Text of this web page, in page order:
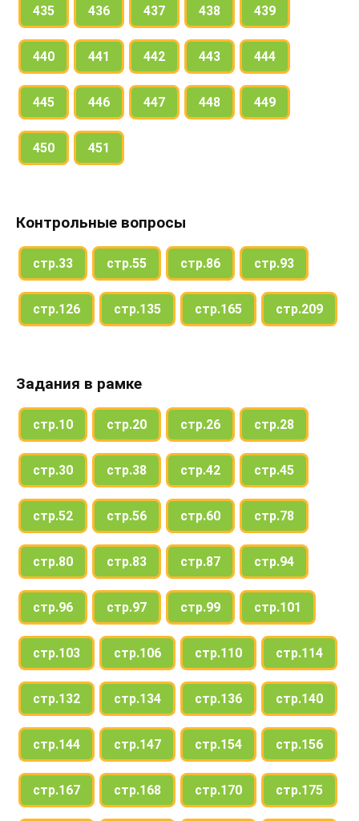
435 436 437 438 439
440 441 442 443 444
445 446 447 448 449
450 451
Контрольные вопросы
стр.33 стр.55 стр.86 стр.93
стр.126 стр.135 стр.165 стр.209
Задания в рамке
стр.10 стр.20 стр.26 стр.28
стр.30 стр.38 стр.42 стр.45
стр.52 стр.56 стр.60 стр.78
стр.80 стр.83 стр.87 стр.94
стр.96 стр.97 стр.99 стр.101
стр.103 стр.106 стр.110 стр.114
стр.132 стр.134 стр.136 стр.140
стр.144 стр.147 стр.154 стр.156
стр.167 стр.168 стр.170 стр.175